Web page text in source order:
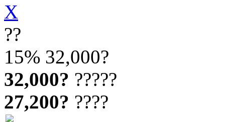
X
??
15% 32,000?
32,000? ?????
27,200? ????